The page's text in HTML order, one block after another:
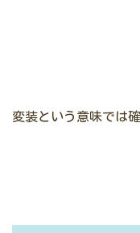
変装という意味では